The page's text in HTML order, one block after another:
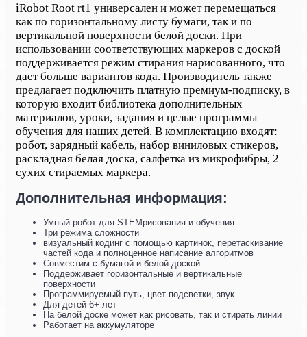
iRobot Root rt1 универсален и может перемещаться
как по горизонтальному листу бумаги, так и по
вертикальной поверхности белой доски. При
использовании соответствующих маркеров с доской
поддерживается режим стирания нарисованного, что
дает больше вариантов кода. Производитель также
предлагает подключить платную премиум-подписку, в
которую входит библиотека дополнительных
материалов, уроки, задания и целые программы
обучения для наших детей. В комплектацию входят:
робот, зарядный кабель, набор виниловых стикеров,
раскладная белая доска, салфетка из микрофибры, 2
сухих стираемых маркера.
Дополнительная информация:
Умный робот для STEMрисования и обучения
Три режима сложности
визуальный кодинг с помощью картинок, перетаскивание
частей кода и полноценное написание алгоритмов
Совместим с бумагой и белой доской
Поддерживает горизонтальные и вертикальные
поверхности
Программируемый путь, цвет подсветки, звук
Для детей 6+ лет
На белой доске может как рисовать, так и стирать линии
Работает на аккумуляторе